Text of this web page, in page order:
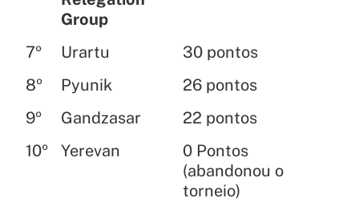
Group
7º
Urartu
30 pontos
8º
Pyunik
26 pontos
9º
Gandzasar
22 pontos
10º
Yerevan
0 Pontos
(abandonou o
torneio)